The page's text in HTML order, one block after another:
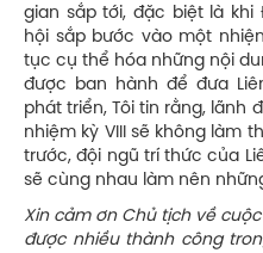
gian sắp tới, đặc biệt là khi
hội sắp bước vào một
tục cụ thể hóa những nội
được ban hành để đưa
phát triển, Tôi tin rằng, lãnh
nhiệm kỳ VIII sẽ không làm
trước, đội ngũ trí thức của
sẽ cùng nhau làm nên
Xin cảm ơn Chủ tịch về
được nhiều thành công